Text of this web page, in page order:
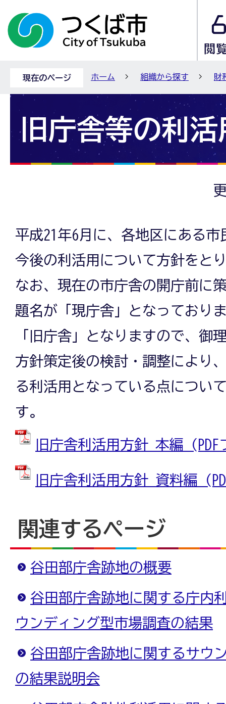
現在のページ ホーム 組織から探す 財
旧庁舎等の利活
平成21年6月に、各地区にある
今後の利活用について方針をと
なお、現在の市庁舎の開庁前に
題名が「現庁舎」となっており
「旧庁舎」となりますので、御
方針策定後の検討・調整により
る利活用となっている点につい
す。
旧庁舎利活用方針 本編
旧庁舎利活用方針 資料編
関連するページ
谷田部庁舎跡地の概要
谷田部庁舎跡地に関する庁内
ウンディング型市場調査の結果
谷田部庁舎跡地に関するサウ
の結果説明会